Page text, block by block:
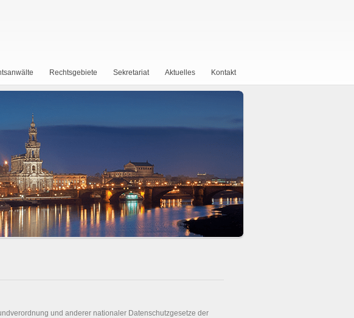
Rechtsgebiete Sekretariat Aktuelles Kontakt
und anderer nationaler Datenschutzgesetze der